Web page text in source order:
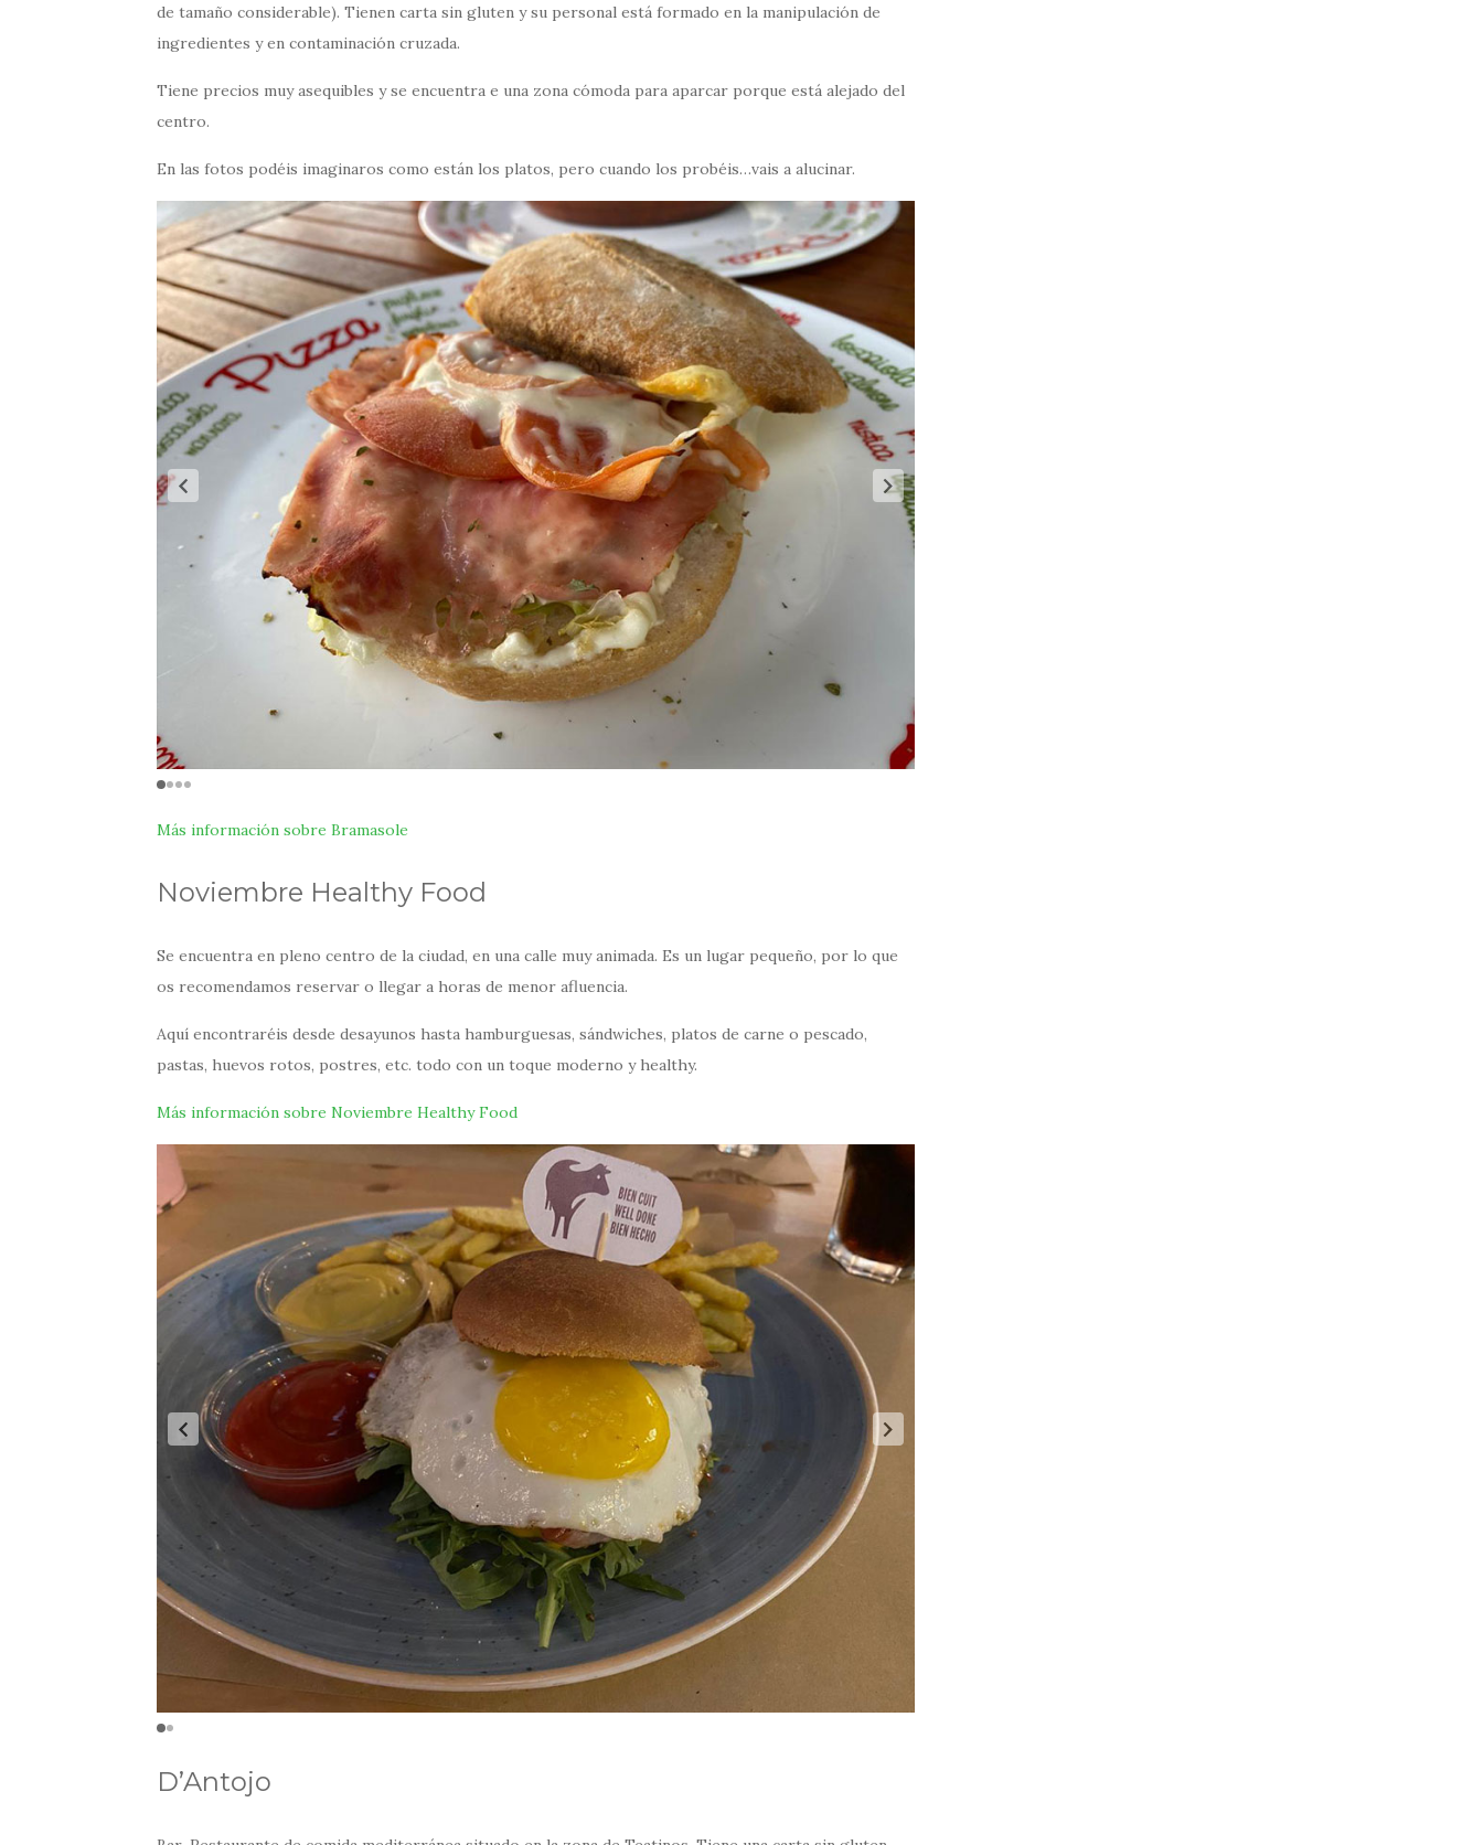
de tamaño considerable). Tienen carta sin gluten y su personal está formado en la manipulación de
ingredientes y en contaminación cruzada.
Tiene precios muy asequibles y se encuentra e una zona cómoda para aparcar porque está alejado del
centro.
En las fotos podéis imaginaros como están los platos, pero cuando los probéis…vais a alucinar.
Más información sobre Bramasole
Noviembre Healthy Food
Se encuentra en pleno centro de la ciudad, en una calle muy animada. Es un lugar pequeño, por lo que
os recomendamos reservar o llegar a horas de menor afluencia.
Aquí encontraréis desde desayunos hasta hamburguesas, sándwiches, platos de carne o pescado,
pastas, huevos rotos, postres, etc. todo con un toque moderno y healthy.
Más información sobre Noviembre Healthy Food
D’Antojo